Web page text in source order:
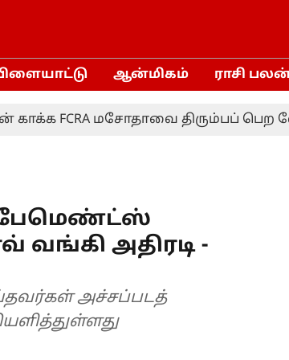
ஆன்மிகம் ராசி
FCRA மசோதாவை திரும்பப் பெற
பேமெண்ட்ஸ்
வங்கி அதிரடி -
அச்சப்படத்